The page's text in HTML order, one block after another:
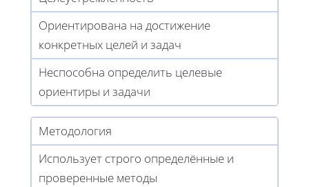
Ориентирована на достижение
конкретных целей и задач
Неспособна определить целевые
ориентиры и задачи
Методология
Использует строго определённые и
проверенные методы